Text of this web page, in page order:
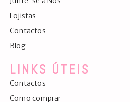
Lojistas
Contactos
Blog
LINKS ÚTEIS
Contactos
Como comprar